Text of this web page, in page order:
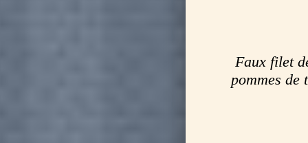
Faux filet
pommes